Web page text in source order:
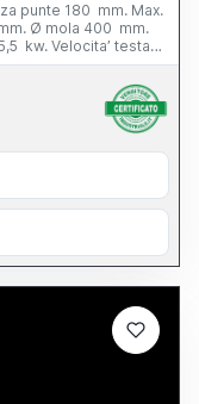
punte 180 mm. Max.
Ø mola 400 mm.
kw. Velocita’ testa
tavola - 3° / + 6°
Ø 165 mm.
di livellamento